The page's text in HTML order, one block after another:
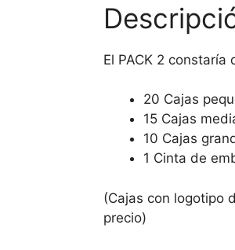
El PACK 2
20 Cajas
15 Cajas
10 Cajas
1 Cinta de
(Cajas con logotipo
precio)